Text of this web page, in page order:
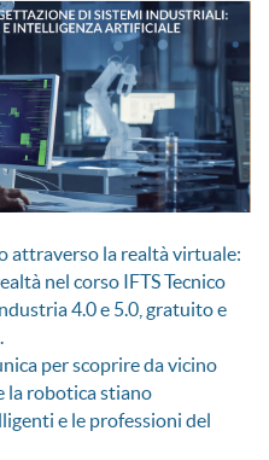
attraverso la realtà virtuale:
nel corso IFTS Tecnico
4.0 e 5.0, gratuito e
per scoprire da vicino
la robotica stiano
e le professioni del